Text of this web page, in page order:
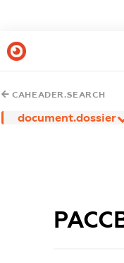
CAHEADER.SEARCH
document.dossier